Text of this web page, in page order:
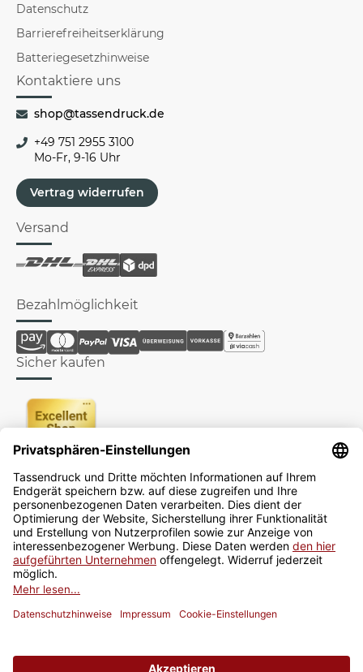
Datenschutz
Barrierefreiheitserklärung
Batteriegesetzhinweise
Kontaktiere uns
shop@tassendruck.de
+49 751 2955 3100
Mo-Fr, 9-16 Uhr
Vertrag widerrufen
Versand
Bezahlmöglichkeit
Sicher kaufen
Newsletter